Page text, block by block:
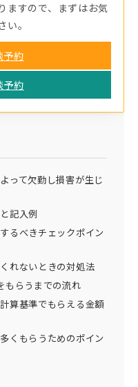
ますので、まずはお気
。
予約
予約
って欠勤し損害が生じ
記入例
るべきチェックポイン
れないときの対処法
もらうまでの流れ
算基準でもらえる金額
くもらうためのポイン